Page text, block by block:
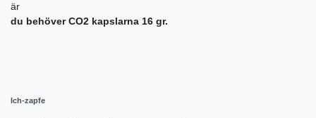
är
du behöver CO2 kapslarna 16 gr.
Ich-zapfe